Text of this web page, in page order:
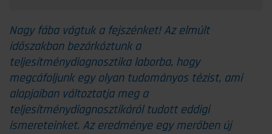
Nagy fába vágtuk a fejszénket! Az elmúlt
időszakban bezárkóztunk a
teljesítménydiagnosztika laborba, hogy
megcáfoljunk egy olyan tudományos tézist, ami
alapjaiban változtatja meg a
teljesítménydiagnosztikáról tudott eddigi
ismereteinket. Az eredménye egy merőben új